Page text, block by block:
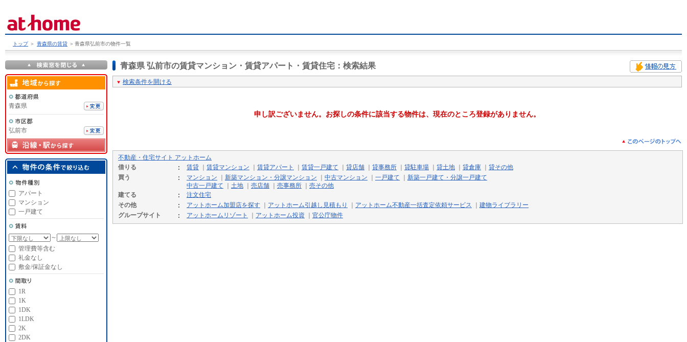
トップ ＞ 青森県の賃貸 ＞ 青森県弘前市の物件一覧
青森県 弘前市の賃貸マンション・賃貸アパート・賃貸住宅 ：検索結果
検索条件を開ける
申し訳ございません。お探しの条件に該当する物件は、現在のところ登録がありません。
不動産・住宅サイト アットホーム
借りる
賃貸 賃貸マンション 賃貸アパート 賃貸一戸建て 貸店舗 貸事務所 貸駐車場 貸土地 貸倉庫
貸その他
買う
マンション 新築マンション・分譲マンション 中古マンション 一戸建て
新築一戸建て・分譲一戸建て
中古一戸建て
土地 売店舗 売事務所
売その他
建てる
注文住宅
その他
アットホーム加盟店を探す アットホーム引越し見積もり アットホーム不動産一括査定依頼サービス
建物ライブラリー
グループサイト
アットホームリゾート アットホーム投資 官公庁物件
青森県
弘前市
アパート
マンション
一戸建て
～
管理費等含む
礼金なし
敷金/保証金なし
1R
1K
1DK
1LDK
2K
2DK